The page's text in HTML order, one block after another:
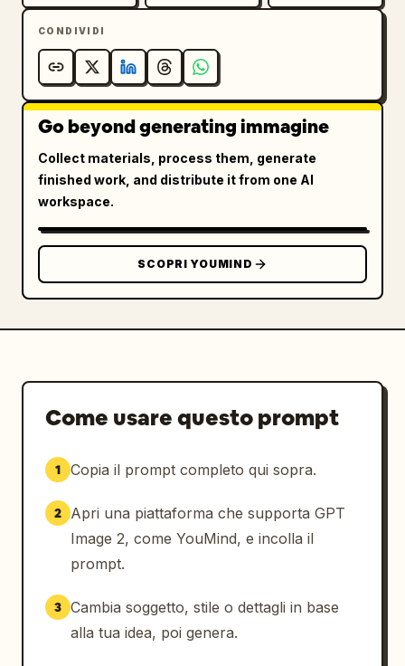
CONDIVIDI
Go beyond generating immagine
Collect materials, process them, generate
finished work, and distribute it from one AI
workspace.
SCOPRI YOUMIND
Come usare questo prompt
1 Copia il prompt completo qui sopra.
2
Apri una piattaforma che supporta GPT
Image 2, come YouMind, e incolla il
prompt.
3 Cambia soggetto, stile o dettagli in base
alla tua idea, poi genera.